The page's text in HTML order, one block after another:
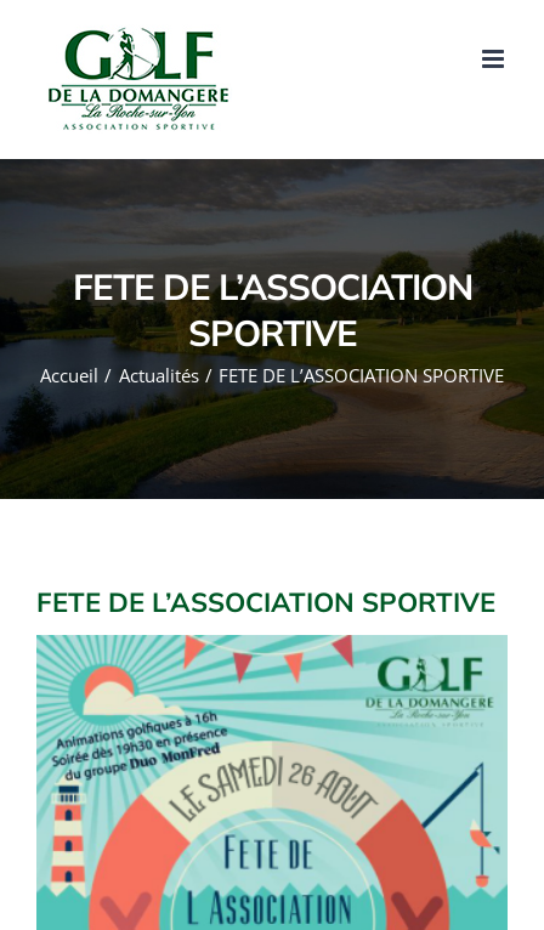
contenu
FETE DE L’ASSOCIATION
SPORTIVE
Accueil Actualités FETE DE L’ASSOCIATION SPORTIVE
FETE DE L’ASSOCIATION SPORTIVE